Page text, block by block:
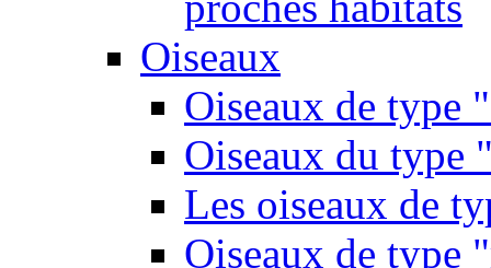
Oiseaux
Oiseaux de type
Oiseaux du type
Les oiseaux de
Oiseaux de type